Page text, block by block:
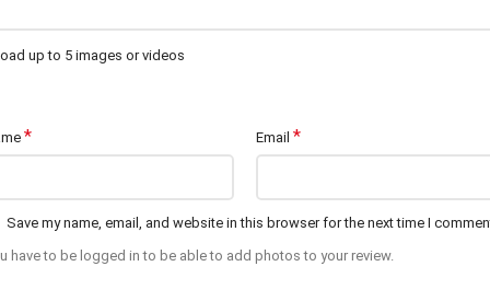
up to 5 images or videos
* Email *
Save my name, email, and website in this browser for the next time I
have to be logged in to be able to add photos to your review.